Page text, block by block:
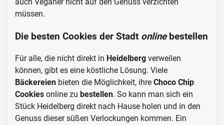
müssen.
Die besten Cookies der Stadt onlinebestellen
Für alle, die nicht direkt in Heidelberg verweilen
können, gibt es eine köstliche Lösung. Viele
Bäckereien bieten die Möglichkeit, ihre Choco Chip
Cookies online zu bestellen. So kann man sich ein
Stück Heidelberg direkt nach Hause holen und in den
Genuss dieser süßen Verlockungen kommen. Ein